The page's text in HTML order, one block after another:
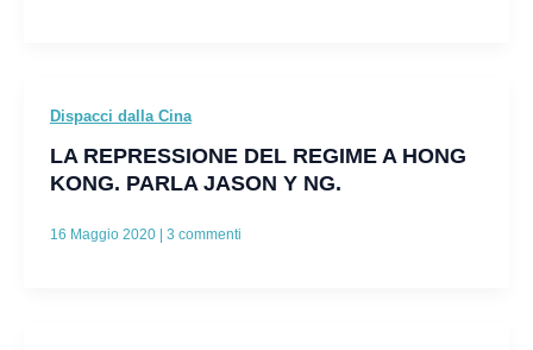
Dispacci dalla Cina
LA REPRESSIONE DEL REGIME A HONG
KONG. PARLA JASON Y NG.
16 Maggio 2020 | 3 commenti